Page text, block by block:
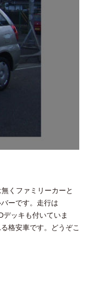
くファミリーカーと
ーです。走行は
ッキも付いていま
格安車です。どうぞこ